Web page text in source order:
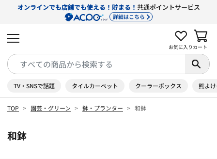
オンラインでも店舗でも使える！貯まる！ 共通ポイントサービス
詳細はこちら
お気に入り カート
TV・SNSで話題 タイルカーペット クーラーボックス 熊よ
TOP 園芸・グリーン 鉢・プランター 和鉢
和鉢